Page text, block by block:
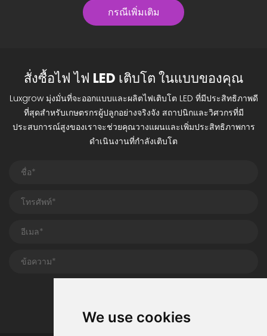
We use cookies
กรณีเพิ่มเติม
สั่งซื้อไฟ ไฟ LED เติบโต ในแบบของคุณ
Luxgrow มุ่งมั่นที่จะออกแบบและผลิตไฟเติบโต LED ที่มีประสิทธิภาพดี
ที่สุดสำหรับเกษตรกรผู้ปลูกอย่างจริงจัง สถาปนิกและวิศวกรที่มี
ประสบการณ์สูงของเราจะช่วยคุณวางแผนและเพิ่มประสิทธิภาพการ
ดำเนินงานที่กำลังเติบโต